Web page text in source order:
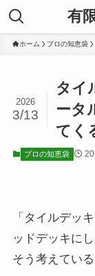
有
ホーム プロの知恵袋
タイ
ータ
てく
2026
3/13
プロの知恵袋
「タイルデッ
ッドデッキに
そう考えてい